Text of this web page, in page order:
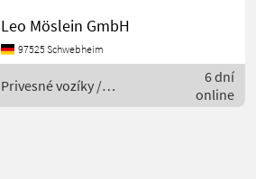
Zurrösen, Rungen, steckbar,
angeschrägt, Je Rampe ca.
Leo Möslein GmbH
97525 Schwebheim
Privesné vozíky /
Möslein
6 dní
online